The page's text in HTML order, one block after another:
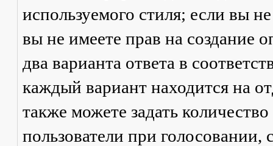
используемого стиля; если вы
вы не имеете прав на создание
два варианта ответа в
каждый вариант находится на
также можете задать
пользователи при